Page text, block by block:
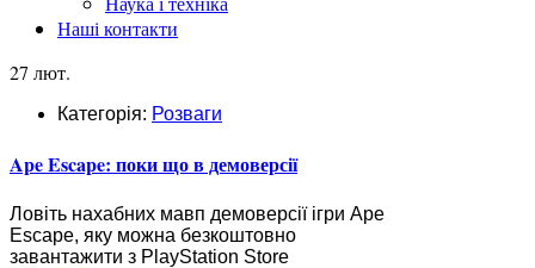
Наші контакти
27 лют.
Категорія: Розваги
Ape Escape: поки що в демоверсії
Ловіть нахабних мавп демоверсії ігри Ape
Escape, яку можна безкоштовно
завантажити з PlayStation Store